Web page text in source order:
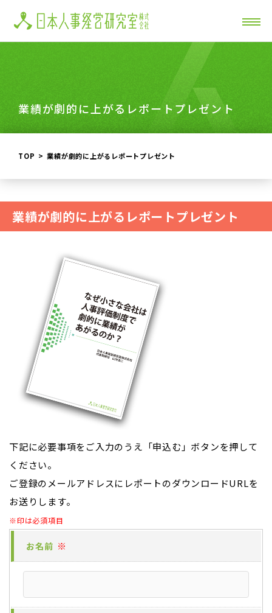
業績が劇的に上がるレポートプレゼント
TOP 業績が劇的に上がるレポートプレゼント
業績が劇的に上がるレポートプレゼント
下記に必要事項をご入力のうえ「申込む」ボタンを押して
ください。
ご登録のメールアドレスにレポートのダウンロードURLを
お送りします。
※印は必須項目
お名前 ※